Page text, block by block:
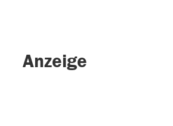
Anzeige